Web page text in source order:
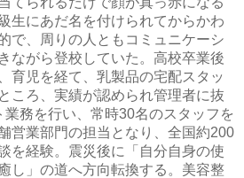
生にあだ名を付けられてからかわ
で、周りの人ともコミュニケーシ
ながら登校していた。高校卒業後
育児を経て、乳製品の宅配スタッ
ころ、実績が認められ管理者に抜
務を行い、常時30名のスタッフを
営業部門の担当となり、全国約200
を経験。震災後に「自分自身の使
し」の道へ方向転換する。美容整